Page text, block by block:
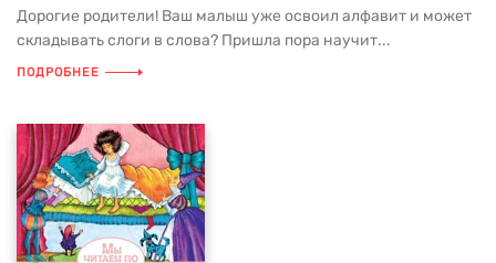
Дорогие родители! Ваш малыш уже освоил алфавит и может
складывать слоги в слова? Пришла пора научит...
ПОДРОБНЕЕ